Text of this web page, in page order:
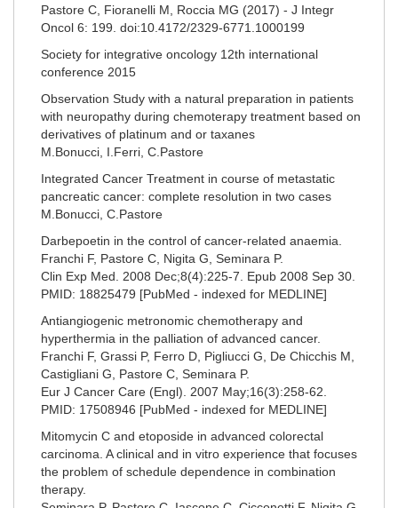
Pastore C, Fioranelli M, Roccia MG (2017) - J Integr
Oncol 6: 199. doi:10.4172/2329-6771.1000199
Society for integrative oncology 12th international
conference 2015
Observation Study with a natural preparation in patients
with neuropathy during chemoterapy treatment based on
derivatives of platinum and or taxanes
M.Bonucci, I.Ferri, C.Pastore
Integrated Cancer Treatment in course of metastatic
pancreatic cancer: complete resolution in two cases
M.Bonucci, C.Pastore
Darbepoetin in the control of cancer-related anaemia.
Franchi F, Pastore C, Nigita G, Seminara P.
Clin Exp Med. 2008 Dec;8(4):225-7. Epub 2008 Sep 30.
PMID: 18825479 [PubMed - indexed for MEDLINE]
Antiangiogenic metronomic chemotherapy and
hyperthermia in the palliation of advanced cancer.
Franchi F, Grassi P, Ferro D, Pigliucci G, De Chicchis M,
Castigliani G, Pastore C, Seminara P.
Eur J Cancer Care (Engl). 2007 May;16(3):258-62.
PMID: 17508946 [PubMed - indexed for MEDLINE]
Mitomycin C and etoposide in advanced colorectal
carcinoma. A clinical and in vitro experience that focuses
the problem of schedule dependence in combination
therapy.